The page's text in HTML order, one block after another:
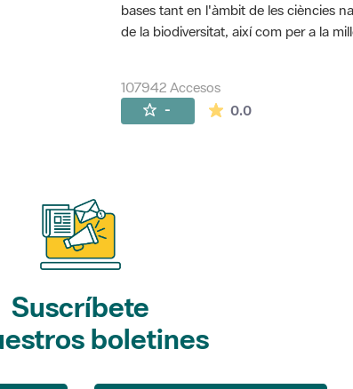
bases tant en l'àmbit de les ciències
de la biodiversitat, així com per a la
107942 Accesos
- 0.0La valoración
Suscríbete
boletines